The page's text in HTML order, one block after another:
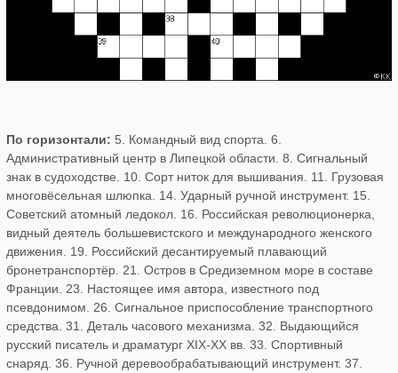
По горизонтали: 5. Командный вид спорта. 6.
Административный центр в Липецкой области. 8. Сигнальный
знак в судоходстве. 10. Сорт ниток для вышивания. 11. Грузовая
многовёсельная шлюпка. 14. Ударный ручной инструмент. 15.
Советский атомный ледокол. 16. Российская революционерка,
видный деятель большевистского и международного женского
движения. 19. Российский десантируемый плавающий
бронетранспортёр. 21. Остров в Средиземном море в составе
Франции. 23. Настоящее имя автора, известного под
псевдонимом. 26. Сигнальное приспособление транспортного
средства. 31. Деталь часового механизма. 32. Выдающийся
русский писатель и драматург XIX-XX вв. 33. Спортивный
снаряд. 36. Ручной деревообрабатывающий инструмент. 37.